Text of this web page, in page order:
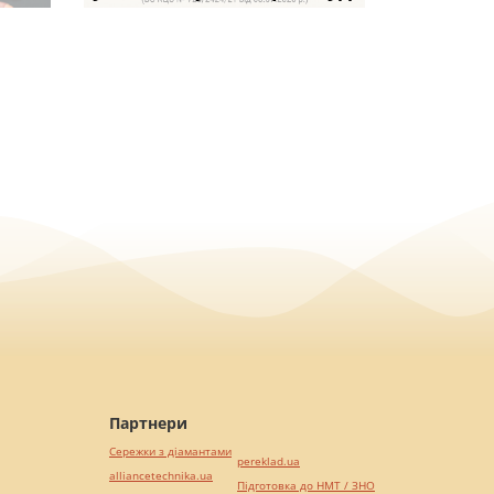
Партнери
Сережки з діамантами
alliancetechnika.ua
pereklad.ua
Підготовка до НМТ / ЗНО